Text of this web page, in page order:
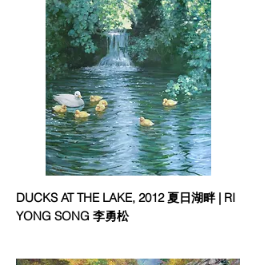
DUCKS AT THE LAKE, 2012 夏日湖畔 | RI
YONG SONG 李勇松